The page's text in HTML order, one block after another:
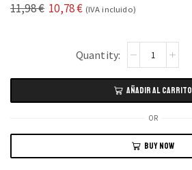
11,98€ 10,78€ (IVA incluido)
AÑADIR AL CARRITO
OR
BUY NOW